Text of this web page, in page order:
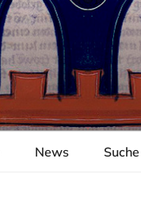
News Suche